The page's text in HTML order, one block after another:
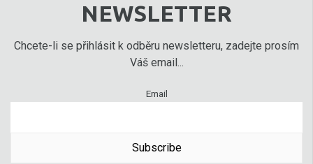
NEWSLETTER
Chcete-li se přihlásit k odběru newsletteru, zadejte prosím
Váš email...
Email
Subscribe